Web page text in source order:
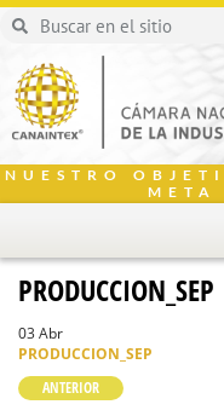
NUESTRO
META
PRODUCCION_SEP
03 Abr
PRODUCCION_SEP
ANTERIOR